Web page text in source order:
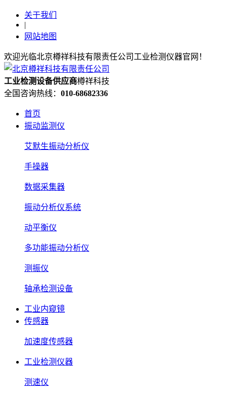
关于我们
|
网站地图
欢迎光临北京樽祥科技有限责任公司工业检测仪器官网！
工业检测设备供应商樽祥科技
全国咨询热线： 010-68682336
首页
振动监测仪
艾默生振动分析仪
手操器
数据采集器
振动分析仪系统
动平衡仪
多功能振动分析仪
测振仪
轴承检测设备
工业内窥镜
传感器
加速度传感器
工业检测仪器
测速仪